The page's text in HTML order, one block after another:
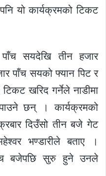
यो कार्यक्रमको टिकट
सयदेखि तीन हजार
पाँच सयको फ्यान पिट र
खरिद गर्नेले नाडीमा
छन् । कार्यक्रमको
दिउँसो तीन बजे गेट
भण्डारीले बताए ।
बजेपछि सुरु हुने उनले